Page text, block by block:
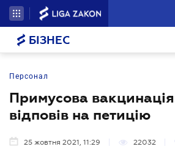
БІЗНЕС
Персонал
Примусова
відповів на петицію
25 жовтня 2021, 11:29 22032